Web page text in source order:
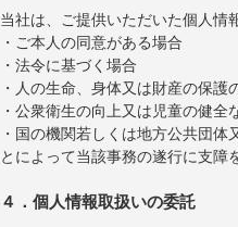
当社は、ご提供いただいた個人情
・ご本人の同意がある場合
・法令に基づく場合
・人の生命、身体又は財産の保
・公衆衛生の向上又は児童の健
・国の機関若しくは地方公共団
とによって当該事務の遂行に支障
４．個人情報取扱いの委託